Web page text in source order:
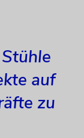
auf
zu